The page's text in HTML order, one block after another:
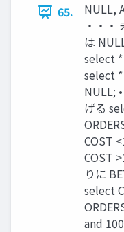
65.
NULL,
・・・
は
select
select
NULL;
げる
COST
COST
りに
select
and